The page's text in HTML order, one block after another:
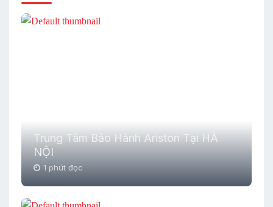
Trung Tâm Bảo Hành Ariston Tại HÀ
NỘI
1 phút đọc